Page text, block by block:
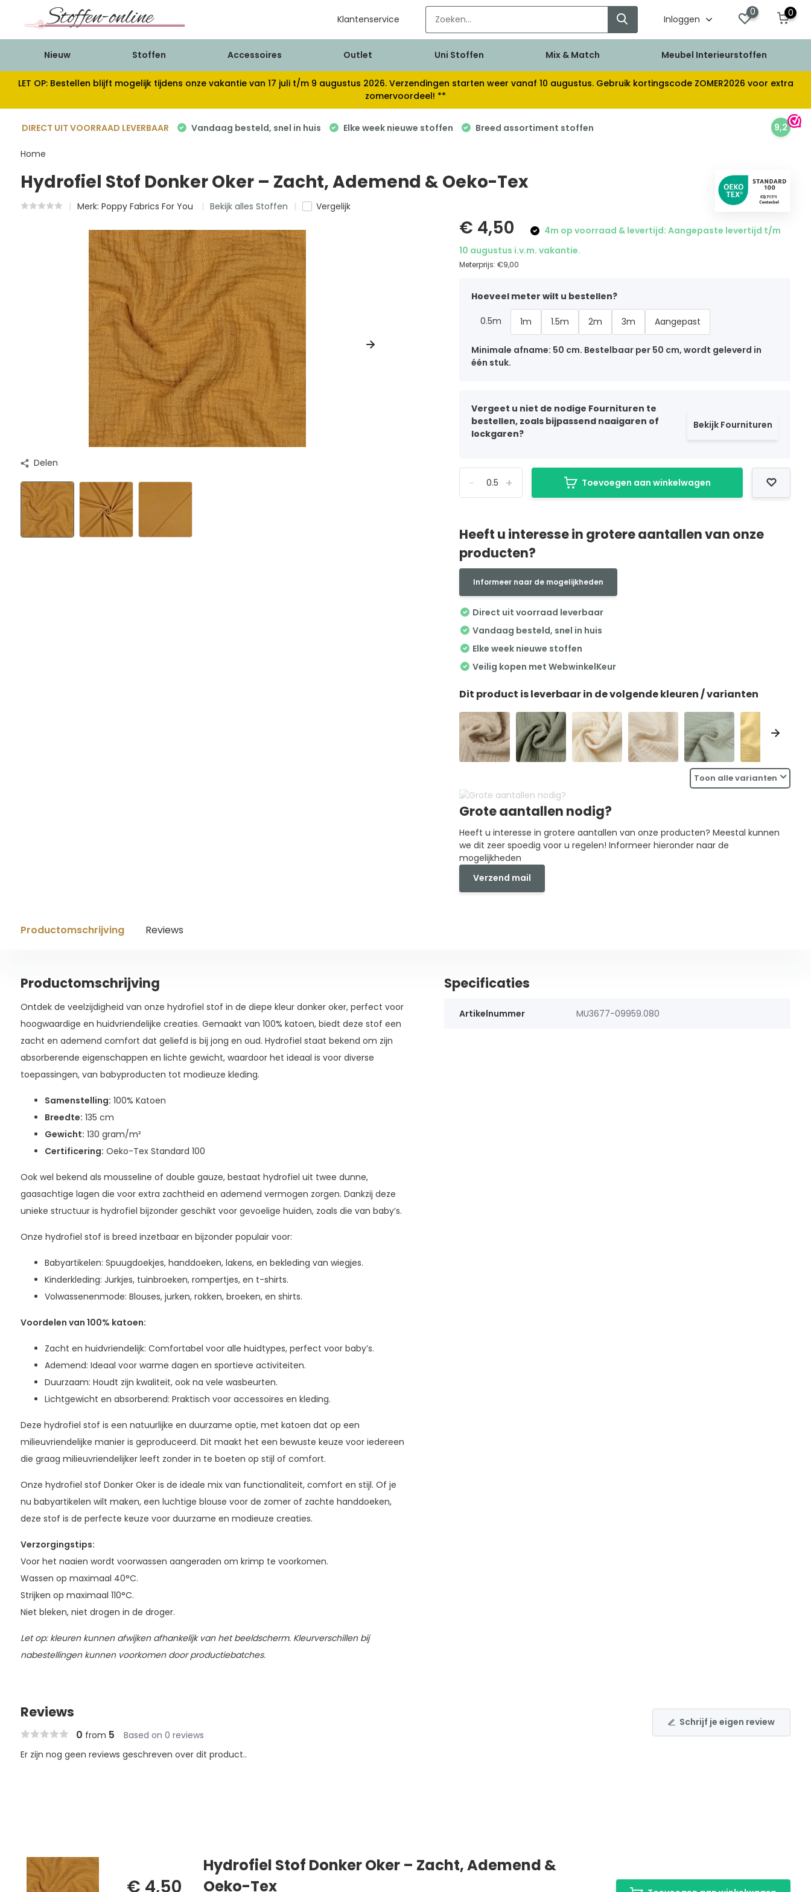
Klantenservice Inloggen
0 0
Nieuw Stoffen Accessoires Outlet Uni Stoffen Mix & Match Meubel Interieurstoffen
LET OP: Bestellen blijft mogelijk tijdens onze vakantie van 17 juli t/m 9 augustus 2026. Verzendingen starten weer vanaf 10 augustus. Gebruik kortingscode ZOMER2026 voor extra
zomervoordeel! **
DIRECT UIT VOORRAAD LEVERBAAR Vandaag besteld, snel in huis Elke week nieuwe stoffen Breed assortiment stoffen 9,2
Home
Hydrofiel Stof Donker Oker – Zacht, Ademend & Oeko-Tex
Merk: Poppy Fabrics For You Bekijk alles Stoffen Vergelijk
Delen
€ 4,50
4m op voorraad & levertijd: Aangepaste levertijd t/m
10 augustus i.v.m. vakantie.
Meterprijs:€9,00
Hoeveel meter wilt u bestellen?
0.5m 1m 1.5m 2m 3m Aangepast
Minimale afname: 50 cm. Bestelbaar per 50 cm, wordt geleverd in
één stuk.
Vergeet u niet de nodige Fournituren te
bestellen, zoals bijpassend naaigaren of
lockgaren?
Bekijk Fournituren
+
- Toevoegen aan winkelwagen
Heeft u interesse in grotere aantallen van onze
producten?
Informeer naar de mogelijkheden
Direct uit voorraad leverbaar
Vandaag besteld, snel in huis
Elke week nieuwe stoffen
Veilig kopen met WebwinkelKeur
Dit product is leverbaar in de volgende kleuren / varianten
Toon alle varianten
Grote aantallen nodig?
Heeft u interesse in grotere aantallen van onze producten? Meestal kunnen
we dit zeer spoedig voor u regelen! Informeer hieronder naar de
mogelijkheden
Verzend mail
Productomschrijving Reviews
Productomschrijving
Ontdek de veelzijdigheid van onze hydrofiel stof in de diepe kleur donker oker, perfect voor
hoogwaardige en huidvriendelijke creaties. Gemaakt van 100% katoen, biedt deze stof een
zacht en ademend comfort dat geliefd is bij jong en oud. Hydrofiel staat bekend om zijn
absorberende eigenschappen en lichte gewicht, waardoor het ideaal is voor diverse
toepassingen, van babyproducten tot modieuze kleding.
Samenstelling: 100% Katoen
Breedte: 135 cm
Gewicht: 130 gram/m²
Certificering: Oeko-Tex Standard 100
Ook wel bekend als mousseline of double gauze, bestaat hydrofiel uit twee dunne,
gaasachtige lagen die voor extra zachtheid en ademend vermogen zorgen. Dankzij deze
unieke structuur is hydrofiel bijzonder geschikt voor gevoelige huiden, zoals die van baby’s.
Onze hydrofiel stof is breed inzetbaar en bijzonder populair voor:
Babyartikelen: Spuugdoekjes, handdoeken, lakens, en bekleding van wiegjes.
Kinderkleding: Jurkjes, tuinbroeken, rompertjes, en t-shirts.
Volwassenenmode: Blouses, jurken, rokken, broeken, en shirts.
Voordelen van 100% katoen:
Zacht en huidvriendelijk: Comfortabel voor alle huidtypes, perfect voor baby’s.
Ademend: Ideaal voor warme dagen en sportieve activiteiten.
Duurzaam: Houdt zijn kwaliteit, ook na vele wasbeurten.
Lichtgewicht en absorberend: Praktisch voor accessoires en kleding.
Deze hydrofiel stof is een natuurlijke en duurzame optie, met katoen dat op een
milieuvriendelijke manier is geproduceerd. Dit maakt het een bewuste keuze voor iedereen
die graag milieuvriendelijker leeft zonder in te boeten op stijl of comfort.
Onze hydrofiel stof Donker Oker is de ideale mix van functionaliteit, comfort en stijl. Of je
nu babyartikelen wilt maken, een luchtige blouse voor de zomer of zachte handdoeken,
deze stof is de perfecte keuze voor duurzame en modieuze creaties.
Verzorgingstips:
Voor het naaien wordt voorwassen aangeraden om krimp te voorkomen.
Wassen op maximaal 40°C.
Strijken op maximaal 110°C.
Niet bleken, niet drogen in de droger.
Let op: kleuren kunnen afwijken afhankelijk van het beeldscherm. Kleurverschillen bij
nabestellingen kunnen voorkomen door productiebatches.
Specificaties
Artikelnummer MU3677-09959.080
Reviews
0 from 5 Based on 0 reviews
Schrijf je eigen review
Er zijn nog geen reviews geschreven over dit product..
€ 4,50
Hydrofiel Stof Donker Oker – Zacht, Ademend &
Oeko-Tex